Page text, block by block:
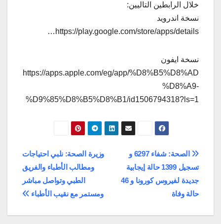
خلال الرابطين التاليين:
نسخة اندرويد
https://play.google.com/store/apps/details…
نسخة ايفون
https://apps.apple.com/eg/app/%D8%B5%D8%AD
%D8%A9-
%D9%85%D8%B5%D8%B1/id1506794318?ls=1
تصفّح
المقالات
وزيرة الصحة: نلبي احتياجات
ومطالب الأطباء والفريق
الطبي وتواصل مباشر
ومستمر مع نقيب الأطباء
الصحة: شفاء 6297 و
تسجيل 1399 حالة إيجابية
جديدة لفيروس كورونا و 46
حالة وفاة